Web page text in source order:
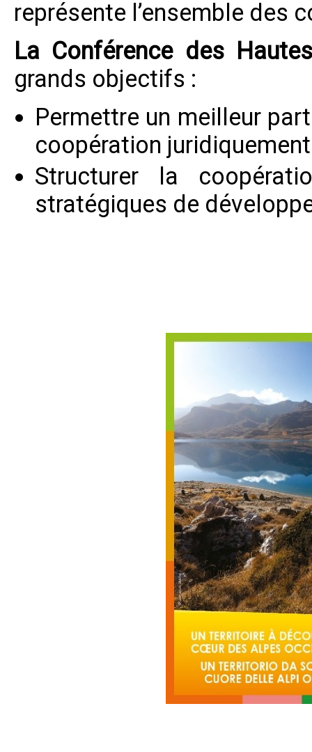
représente l’ensemble des
La Conférence des
grands objectifs :
Permettre un meilleur
coopération
Structurer la
stratégiques de